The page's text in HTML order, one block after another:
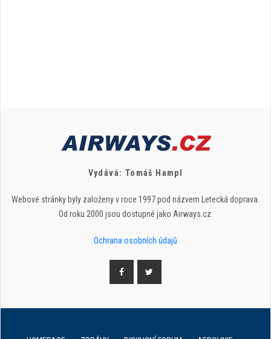
Vydává: Tomáš Hampl
Webové stránky byly založeny v roce 1997 pod názvem Letecká doprava.
Od roku 2000 jsou dostupné jako Airways.cz.
Ochrana osobních údajů